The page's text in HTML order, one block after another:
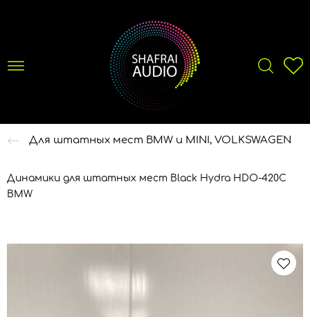
Для штатных мест BMW и MINI, VOLKSWAGEN
Динамики для штатных мест Black Hydra HDO-420C
BMW